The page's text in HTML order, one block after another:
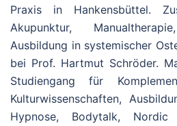
Praxis in Hankensbüttel.
Akupunktur,
Ausbildung in systemischer
bei Prof. Hartmut Schröder.
Studiengang für
Kulturwissenschaften,
Hypnose, Bodytalk, Nordic